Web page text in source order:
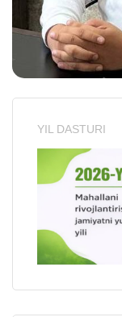
YIL DASTURI